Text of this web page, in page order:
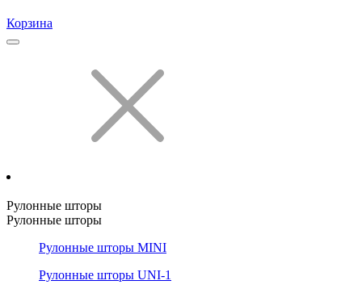
Корзина
Рулонные шторы
Рулонные шторы
Рулонные шторы MINI
Рулонные шторы UNI-1